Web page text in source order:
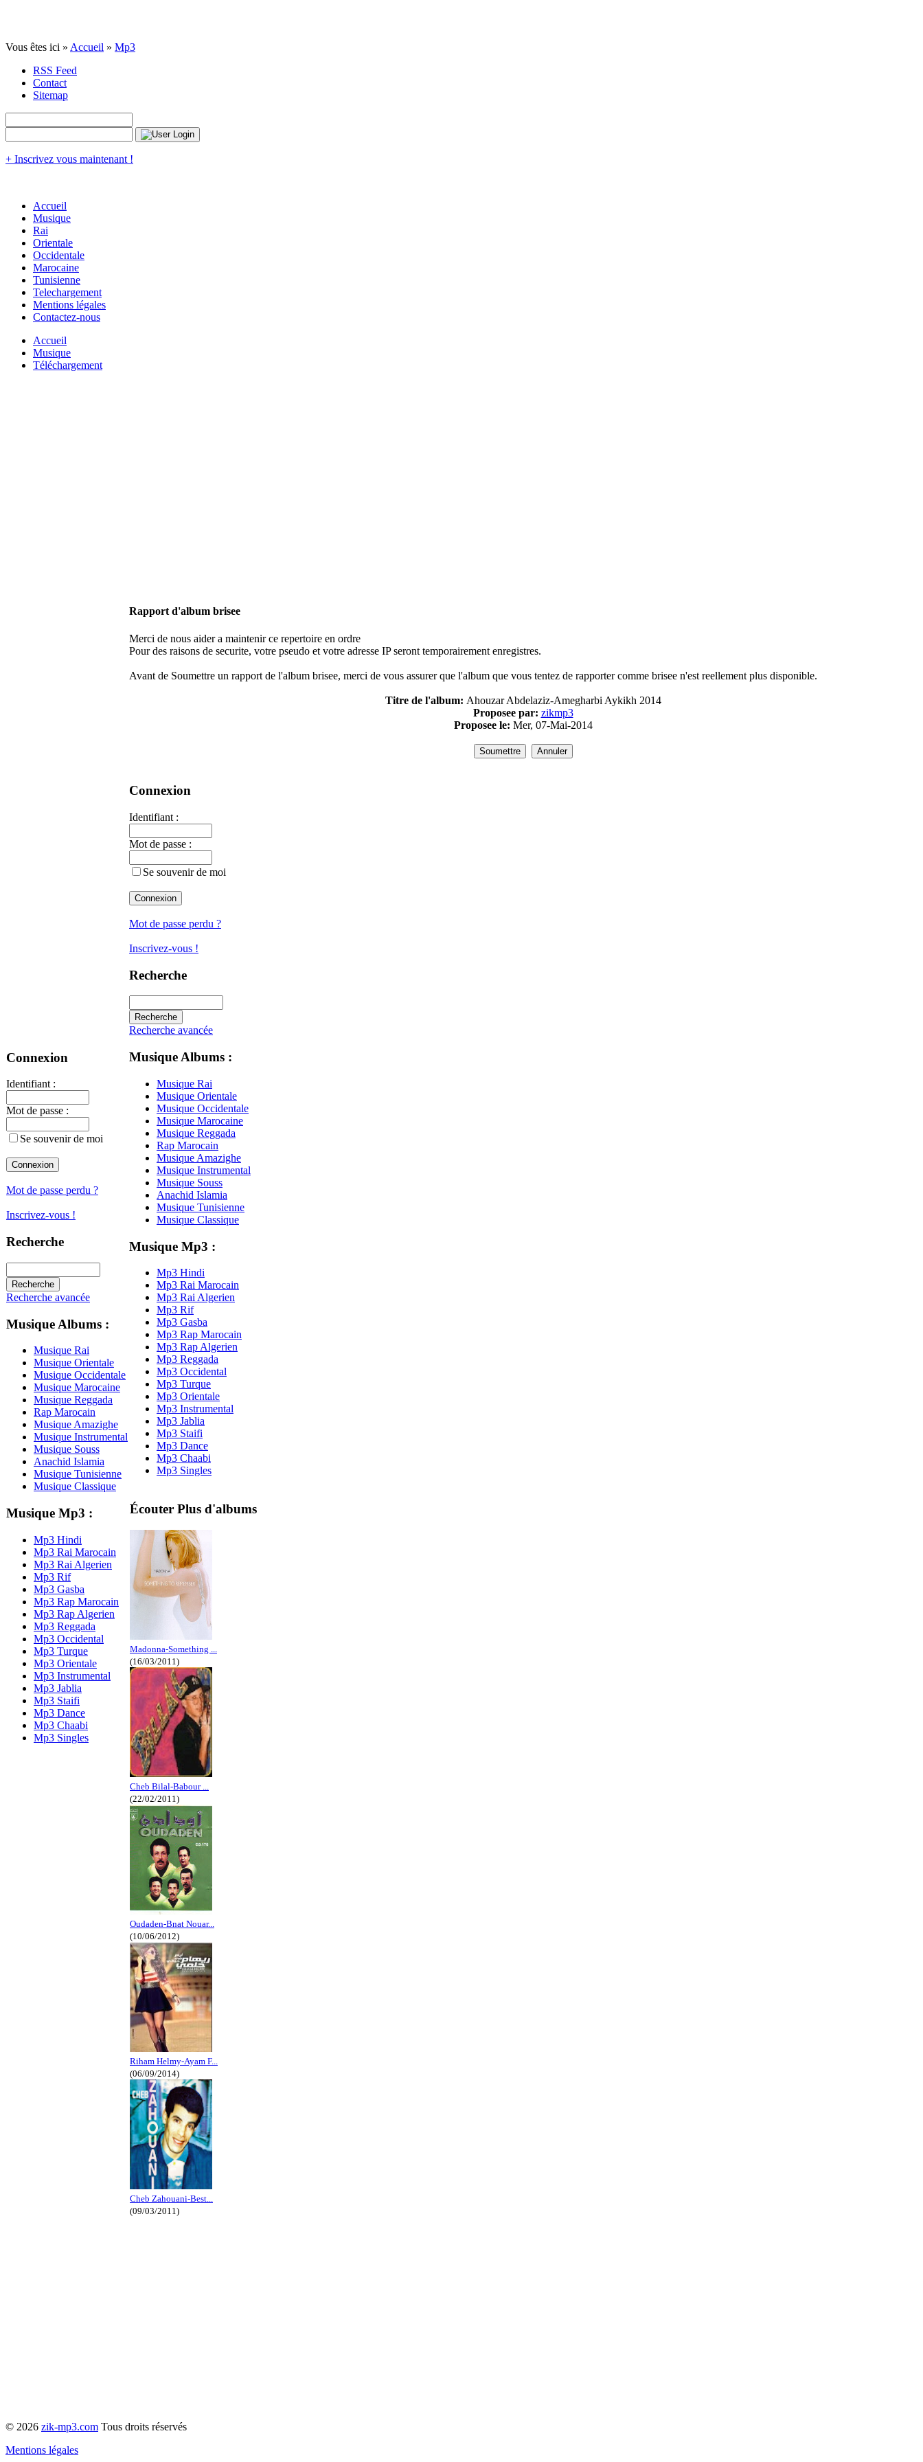
Vous êtes ici » Accueil » Mp3
RSS Feed
Contact
Sitemap
+ Inscrivez vous maintenant !
Accueil
Musique
Rai
Orientale
Occidentale
Marocaine
Tunisienne
Telechargement
Mentions légales
Contactez-nous
Accueil
Musique
Téléchargement
Connexion
Identifiant :
Mot de passe :
Se souvenir de moi
Mot de passe perdu ?
Inscrivez-vous !
Recherche
Recherche avancée
Musique Albums :
Musique Rai
Musique Orientale
Musique Occidentale
Musique Marocaine
Musique Reggada
Rap Marocain
Musique Amazighe
Musique Instrumental
Musique Souss
Anachid Islamia
Musique Tunisienne
Musique Classique
Musique Mp3 :
Mp3 Hindi
Mp3 Rai Marocain
Mp3 Rai Algerien
Mp3 Rif
Mp3 Gasba
Mp3 Rap Marocain
Mp3 Rap Algerien
Mp3 Reggada
Mp3 Occidental
Mp3 Turque
Mp3 Orientale
Mp3 Instrumental
Mp3 Jablia
Mp3 Staifi
Mp3 Dance
Mp3 Chaabi
Mp3 Singles
Rapport d'album brisee
Merci de nous aider a maintenir ce repertoire en ordre
Pour des raisons de securite, votre pseudo et votre adresse IP seront temporairement enregistres.
Avant de Soumettre un rapport de l'album brisee, merci de vous assurer que l'album que vous tentez de rapporter comme brisee n'est reellement plus disponible.
Titre de l'album: Ahouzar Abdelaziz-Amegharbi Aykikh 2014
Proposee par: zikmp3
Proposee le: Mer, 07-Mai-2014
Connexion
Identifiant :
Mot de passe :
Se souvenir de moi
Mot de passe perdu ?
Inscrivez-vous !
Recherche
Recherche avancée
Musique Albums :
Musique Rai
Musique Orientale
Musique Occidentale
Musique Marocaine
Musique Reggada
Rap Marocain
Musique Amazighe
Musique Instrumental
Musique Souss
Anachid Islamia
Musique Tunisienne
Musique Classique
Musique Mp3 :
Mp3 Hindi
Mp3 Rai Marocain
Mp3 Rai Algerien
Mp3 Rif
Mp3 Gasba
Mp3 Rap Marocain
Mp3 Rap Algerien
Mp3 Reggada
Mp3 Occidental
Mp3 Turque
Mp3 Orientale
Mp3 Instrumental
Mp3 Jablia
Mp3 Staifi
Mp3 Dance
Mp3 Chaabi
Mp3 Singles
Écouter Plus d'albums
Madonna-Something ...
(16/03/2011)
Cheb Bilal-Babour ...
(22/02/2011)
Oudaden-Bnat Nouar...
(10/06/2012)
Riham Helmy-Ayam F...
(06/09/2014)
Cheb Zahouani-Best...
(09/03/2011)
© 2026 zik-mp3.com Tous droits réservés
Mentions légales